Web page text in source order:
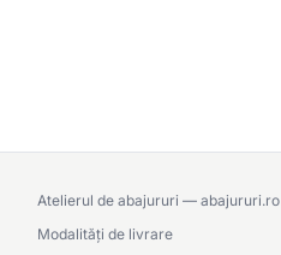
Atelierul de abajururi — abajururi.ro
Modalități de livrare